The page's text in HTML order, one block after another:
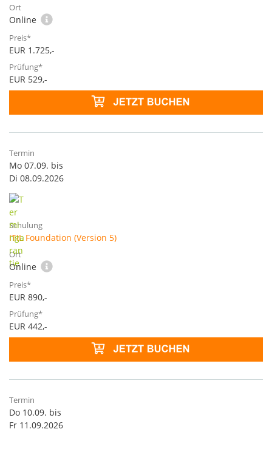
Online
EUR 1.725,-
EUR 529,-
Mo 07.09. bis
Di 08.09.2026
ITIL Foundation (Version 5)
Online
EUR 890,-
EUR 442,-
Do 10.09. bis
Fr 11.09.2026